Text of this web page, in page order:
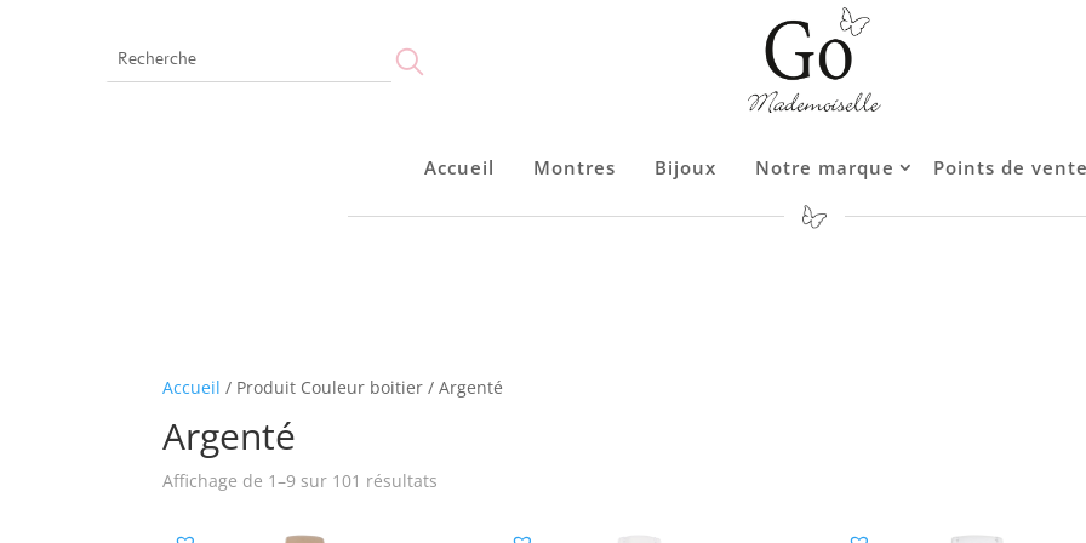
Accueil Montres Bijoux Notre marque Points de vente
Accueil Montres Bijoux Notre marque Points de vente
Accueil / Produit Couleur boitier / Argenté
Argenté
Affichage de 1–9 sur 101 résultats